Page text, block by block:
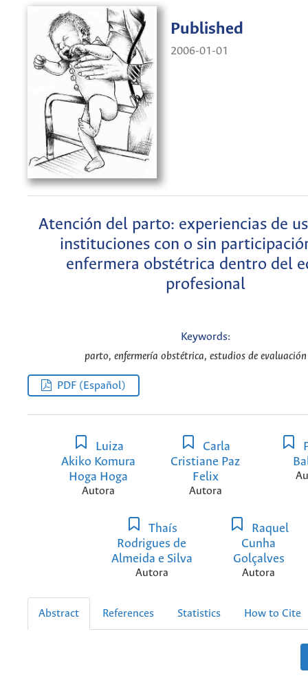
Published
2006-01-01
Atención del parto: experiencias de
instituciones con o sin
enfermera obstétrica dentro del
profesional
Keywords:
parto, enfermería obstétrica, estudios de
PDF (Español)
Luiza
Akiko Komura
Hoga Hoga
Autora
Carla
Cristiane Paz
Felix
Autora
Thaís
Rodrigues de
Almeida e Silva
Autora
Raquel
Cunha
Golçalves
Autora
Abstract References Statistics How to Cite